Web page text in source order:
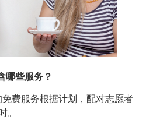
哪些服务？
费服务根据计划，配对志愿者
。